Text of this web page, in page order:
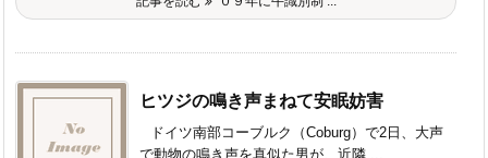
ヒツジの鳴き声まねて安眠妨害
ドイツ南部コーブルク（Coburg）で2日、大声
で動物の鳴き声を真似た男が、近隣 ...